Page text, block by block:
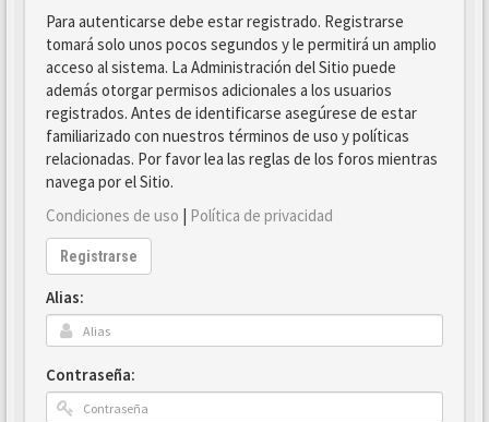
Para autenticarse debe estar registrado. Registrarse
tomará solo unos pocos segundos y le permitirá un amplio
acceso al sistema. La Administración del Sitio puede
además otorgar permisos adicionales a los usuarios
registrados. Antes de identificarse asegúrese de estar
familiarizado con nuestros términos de uso y políticas
relacionadas. Por favor lea las reglas de los foros mientras
navega por el Sitio.
Condiciones de uso | Política de privacidad
Registrarse
Alias:
Contraseña: